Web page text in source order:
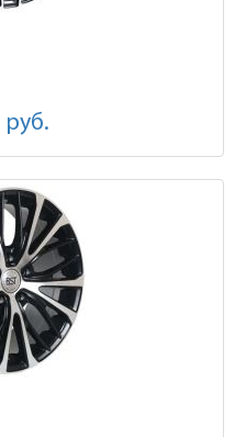
руб.